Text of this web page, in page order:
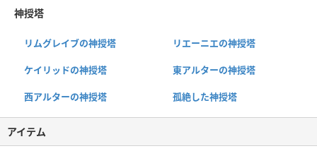
神授塔
リムグレイブの神授塔 リエーニエの神授塔
ケイリッドの神授塔 東アルターの神授塔
西アルターの神授塔 孤絶した神授塔
アイテム